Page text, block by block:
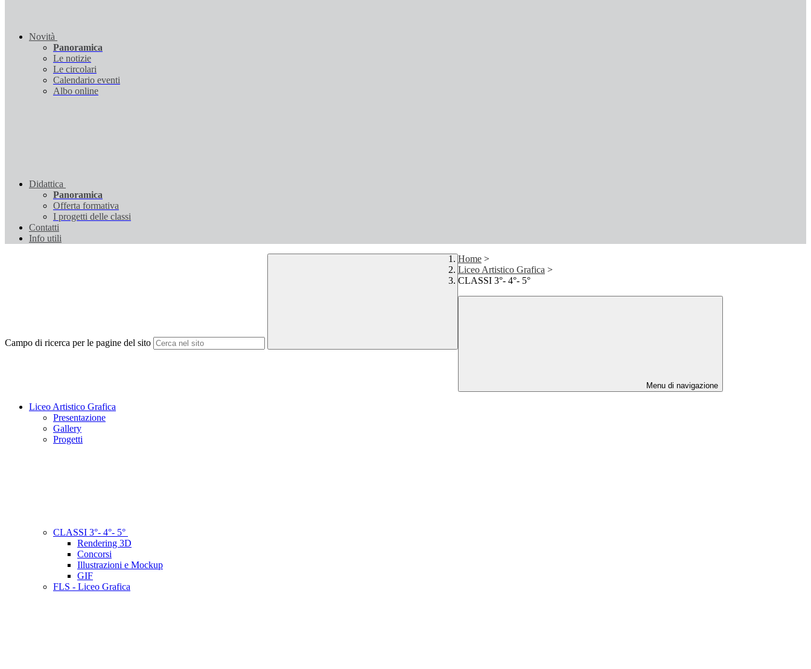
Novità
Panoramica
Le notizie
Le circolari
Calendario eventi
Albo online
Didattica
Panoramica
Offerta formativa
I progetti delle classi
Contatti
Info utili
Campo di ricerca per le pagine del sito
Home >
Liceo Artistico Grafica >
CLASSI 3°- 4°- 5°
Menu di navigazione
Liceo Artistico Grafica
Presentazione
Gallery
Progetti
CLASSI 3°- 4°- 5°
Rendering 3D
Concorsi
Illustrazioni e Mockup
GIF
FLS - Liceo Grafica